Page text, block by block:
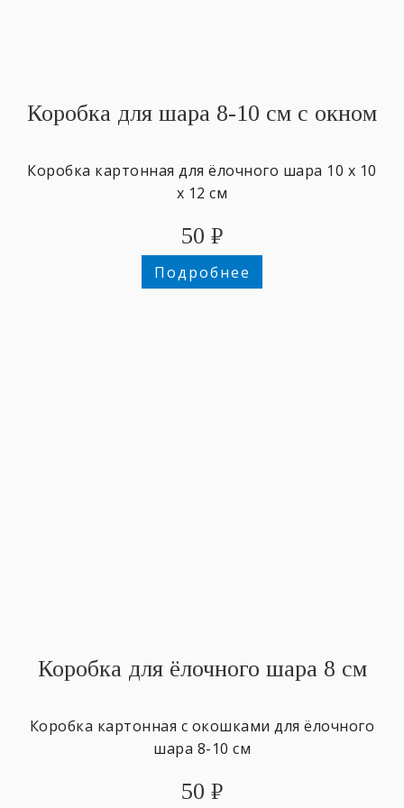
Коробка для шара 8-10 см с окном
Коробка картонная для ёлочного шара 10 х 10
х 12 см
50 ₽
Подробнее
Коробка для ёлочного шара 8 см
Коробка картонная с окошками для ёлочного
шара 8-10 см
50 ₽